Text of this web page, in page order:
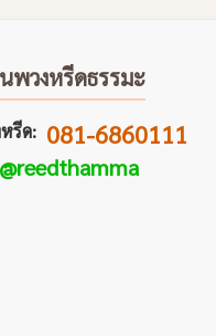
พวงหรีดธรรมะ
รีด: 081-6860111
@reedthamma